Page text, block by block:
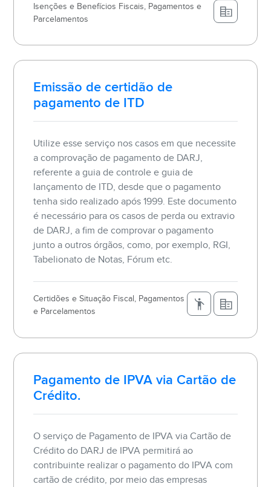
Isenções e Benefícios Fiscais, Pagamentos e
Parcelamentos
Emissão de certidão de
pagamento de ITD
Utilize esse serviço nos casos em que necessite
a comprovação de pagamento de DARJ,
referente a guia de controle e guia de
lançamento de ITD, desde que o pagamento
tenha sido realizado após 1999. Este documento
é necessário para os casos de perda ou extravio
de DARJ, a fim de comprovar o pagamento
junto a outros órgãos, como, por exemplo, RGI,
Tabelionato de Notas, Fórum etc.
Certidões e Situação Fiscal, Pagamentos
e Parcelamentos
Pagamento de IPVA via Cartão de
Crédito.
O serviço de Pagamento de IPVA via Cartão de
Crédito do DARJ de IPVA permitirá ao
contribuinte realizar o pagamento do IPVA com
cartão de crédito, por meio das empresas